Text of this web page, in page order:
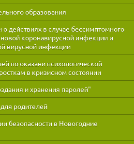
образования
действиях в случае бессимптомного
новой коронавирусной инфекции и
вирусной инфекции
по оказани психологической
в кризисном состоянии
и хранения паролей"
родителей
безопасности в Новогодние